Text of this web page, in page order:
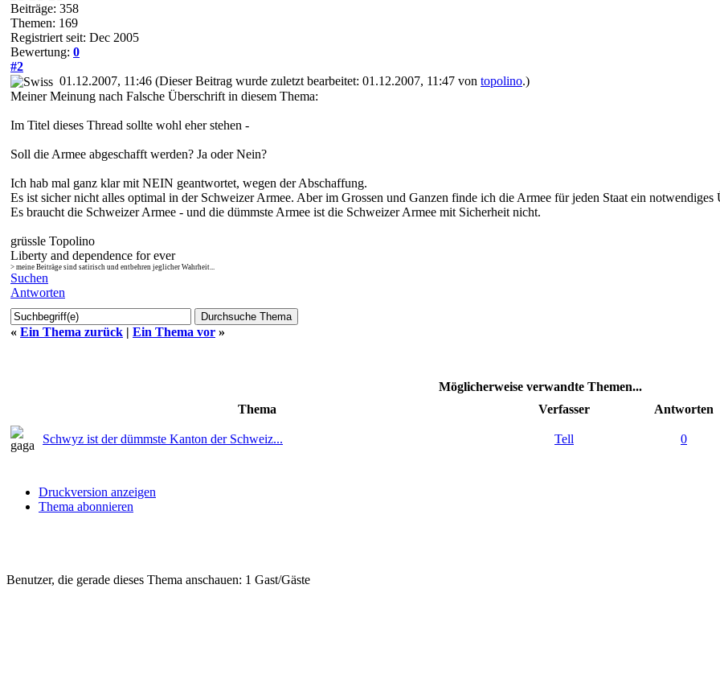
Beiträge: 358
Themen: 169
Registriert seit: Dec 2005
Bewertung: 0
#2
01.12.2007, 11:46 (Dieser Beitrag wurde zuletzt bearbeitet: 01.12.2007, 11:47 von topolino.)
Meiner Meinung nach Falsche Überschrift in diesem Thema:
Im Titel dieses Thread sollte wohl eher stehen -
Soll die Armee abgeschafft werden? Ja oder Nein?
Ich hab mal ganz klar mit NEIN geantwortet, wegen der Abschaffung.
Es ist sicher nicht alles optimal in der Schweizer Armee. Aber im Grossen und Ganzen finde ich die Armee für jeden Staat ein notwendiges
Es braucht die Schweizer Armee - und die dümmste Armee ist die Schweizer Armee mit Sicherheit nicht.
grüssle Topolino
Liberty and dependence for ever
> meine Beiträge sind satirisch und entbehren jeglicher Wahrheit...
Suchen
Antworten
« Ein Thema zurück | Ein Thema vor »
Möglicherweise verwandte Themen...
Thema
Verfasser Antworten
Schwyz ist der dümmste Kanton der Schweiz... Tell 0
Druckversion anzeigen
Thema abonnieren
Benutzer, die gerade dieses Thema anschauen: 1 Gast/Gäste